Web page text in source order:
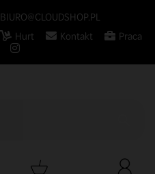
BIURO@CLOUDSHOP.PL
Hurt Kontakt Praca